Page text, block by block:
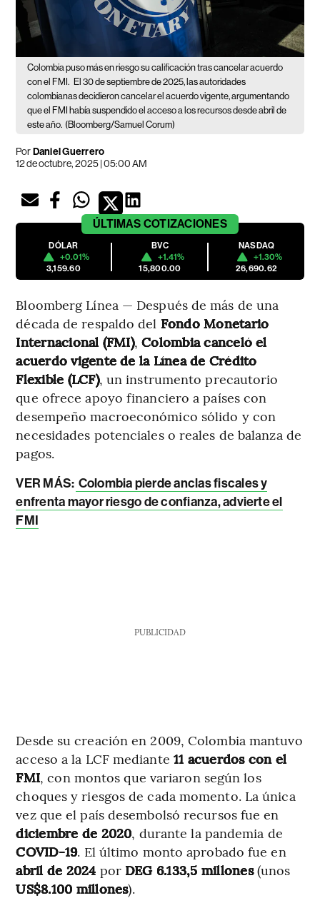
Colombia puso más en riesgo su calificación tras cancelar acuerdo
con el FMI. El 30 de septiembre de 2025, las autoridades
colombianas decidieron cancelar el acuerdo vigente, argumentando
que el FMI había suspendido el acceso a los recursos desde abril de
este año. (Bloomberg/Samuel Corum)
PorDaniel Guerrero
12 de octubre, 2025 | 05:00 AM
ÚLTIMAS COTIZACIONES
DÓLAR
+0.01%
3,159.60
BVC
+1.41%
15,800.00
NASDAQ
+1.30%
26,690.62
Bloomberg Línea — Después de más de una
década de respaldo del Fondo Monetario
Internacional (FMI),Colombia canceló el
acuerdo vigente de la Línea de Crédito
Flexible (LCF), un instrumento precautorio
que ofrece apoyo financiero a países con
desempeño macroeconómico sólido y con
necesidades potenciales o reales de balanza de
pagos.
VER MÁS: Colombia pierde anclas fiscales y
enfrenta mayor riesgo de confianza, advierte el
FMI
PUBLICIDAD
Desde su creación en 2009, Colombia mantuvo
acceso a la LCF mediante 11 acuerdos con el
FMI, con montos que variaron según los
choques y riesgos de cada momento. La única
vez que el país desembolsó recursos fue en
diciembre de 2020, durante la pandemia de
COVID-19. El último monto aprobado fue en
abril de 2024 por DEG 6.133,5 millones(unos
US$8.100 millones).